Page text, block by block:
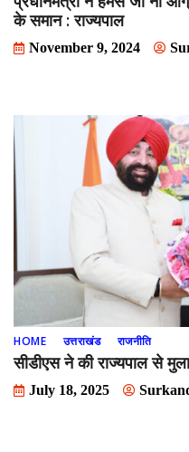
के समान : राज्यपाल
November 9, 2024
HOME उत्तराखंड राजनीति
सीडीएस ने की राज्यपाल से
July 18, 2025